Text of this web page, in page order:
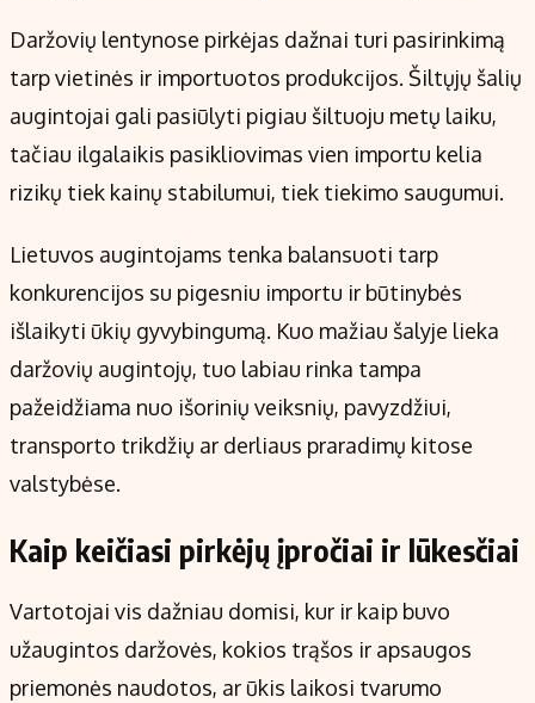
Daržovių lentynose pirkėjas dažnai turi pasirinkimą
tarp vietinės ir importuotos produkcijos. Šiltųjų šalių
augintojai gali pasiūlyti pigiau šiltuoju metų laiku,
tačiau ilgalaikis pasikliovimas vien importu kelia
rizikų tiek kainų stabilumui, tiek tiekimo saugumui.
Lietuvos augintojams tenka balansuoti tarp
konkurencijos su pigesniu importu ir būtinybės
išlaikyti ūkių gyvybingumą. Kuo mažiau šalyje lieka
daržovių augintojų, tuo labiau rinka tampa
pažeidžiama nuo išorinių veiksnių, pavyzdžiui,
transporto trikdžių ar derliaus praradimų kitose
valstybėse.
Kaip keičiasi pirkėjų įpročiai ir lūkesčiai
Vartotojai vis dažniau domisi, kur ir kaip buvo
užaugintos daržovės, kokios trąšos ir apsaugos
priemonės naudotos, ar ūkis laikosi tvarumo